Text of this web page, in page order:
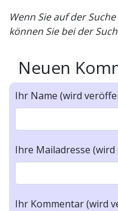
Wenn Sie auf der
können Sie bei der
Neuen
Ihr Name (wird
Ihre Mailadresse
Ihr Kommentar (wird